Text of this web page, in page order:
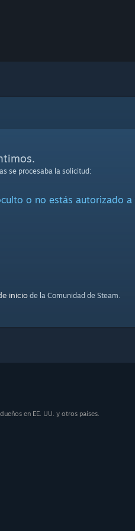
se procesaba la solicitud:
o no estás autorizado a
iniciode la Comunidad de Steam.
en EE. UU. y otros países.